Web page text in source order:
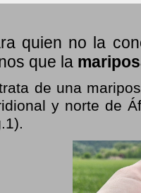
quien no la
que la
de una
y norte de